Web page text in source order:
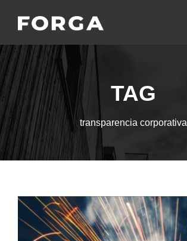
TAG
transparencia corporativa